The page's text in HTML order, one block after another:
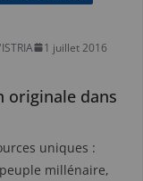
1 juillet 2016
originale dans
uniques :
millénaire,